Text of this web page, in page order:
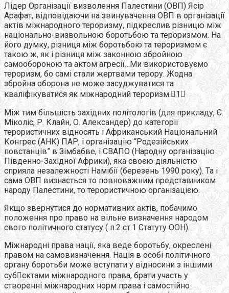
Лідер Організації визволення Палестини (ОВП) Ясір
Арафат, відповідаючи на звинувачення ОВП в організації
актів міжнародного тероризму, підкреслив різницю між
національно-визвольною боротьбою та тероризмом. На
його думку, різниця між боротьбою та тероризмом є
такою ж, як і різниця між законною збройною
самообороною та актом агресії…Ми використовуємо
тероризм, бо самі стали жертвами терору. Жодна
збройна оборона не може засуджуватися та
кваліфікуватися як міжнародний тероризм.1
Між тим більшість західних політологів (для прикладу, Є.
Міколіс, Р. Клайн, О. Александер) до категорії
терористичних відносять і Африканський Національний
Конгрес (АНК) ПАР, і організацію “Родезійських
повстанців” в Зімбабве, і СВАПО (Народну організацію
Південно-Західної Африки), яка своєю діяльністю
сприяла незалежності Намібії (березень 1990 року). Та і
сама ОВП визнається то повноважним представником
народу Палестини, то терористичною організацією.
Якщо звернутися до нормативних актів, побачимо
положення про право на вільне визначення народом
свого політичного статусу ( п.2 ст.1 Статуту ООН).
Міжнародні права нації, яка веде боротьбу, окреслені
правом на самовизначення. Нація в особі політичного
органу боротьби може вступати у відносини з іншими
субєктами міжнародного права, брати участь у
створенні міжнародних норм права і самостійно